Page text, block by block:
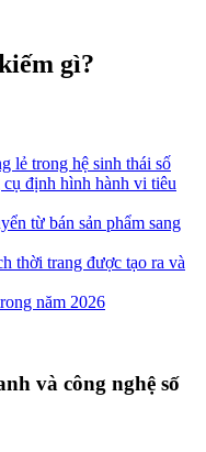
gì?
lẻ trong hệ sinh thái số
định hình hành vi tiêu
từ bán sản phẩm sang
thời trang được tạo ra và
năm 2026
và công nghệ số